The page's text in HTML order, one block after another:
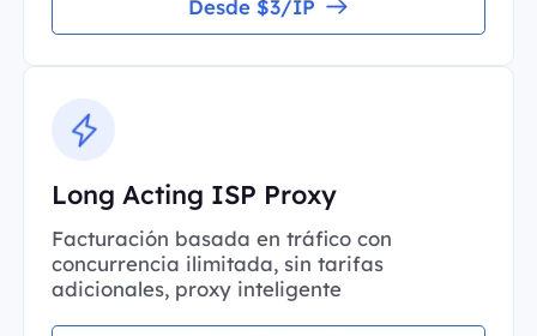
Desde $3/IP
Long Acting ISP Proxy
Facturación basada en tráfico con
concurrencia ilimitada, sin tarifas
adicionales, proxy inteligente